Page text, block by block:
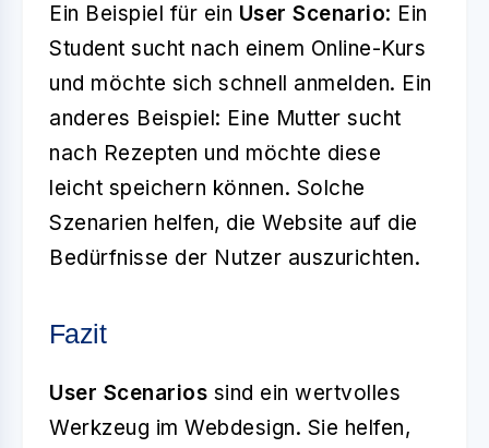
Ein Beispiel für ein User Scenario: Ein
Student sucht nach einem Online-Kurs
und möchte sich schnell anmelden. Ein
anderes Beispiel: Eine Mutter sucht
nach Rezepten und möchte diese
leicht speichern können. Solche
Szenarien helfen, die Website auf die
Bedürfnisse der Nutzer auszurichten.
Fazit
User Scenarios sind ein wertvolles
Werkzeug im Webdesign. Sie helfen,